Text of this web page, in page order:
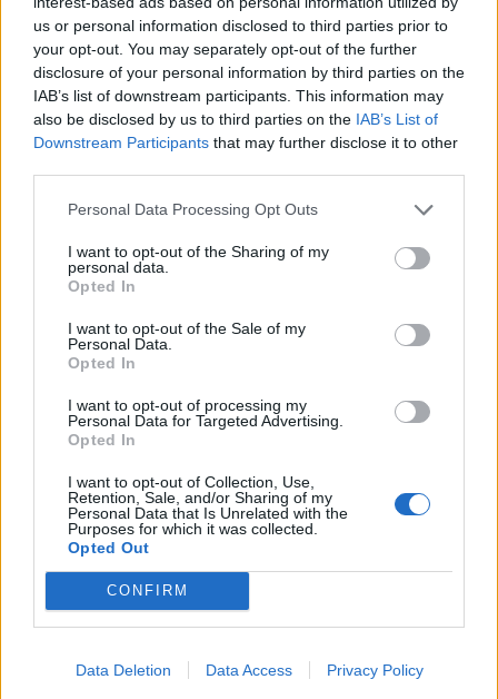
us or personal information disclosed to third parties prior to
your opt-out. You may separately opt-out of the further
disclosure of your personal information by third parties on the
IAB’s list of downstream participants. This information may
also be disclosed by us to third parties on the IAB’s List of
Downstream Participants that may further disclose it to other
Personal Data Processing Opt Outs
I want to opt-out of the Sharing of my
personal data.
Opted In
I want to opt-out of the Sale of my
Personal Data.
Opted In
I want to opt-out of processing my
Personal Data for Targeted Advertising.
Opted In
I want to opt-out of Collection, Use,
Retention, Sale, and/or Sharing of my
Personal Data that Is Unrelated with the
Purposes for which it was collected.
Opted Out
CONFIRM
Data Deletion Data Access Privacy Policy
Confronto di settore
Il fatturato di C.a.b. Cooperativa Agricola Brisighellese
1.744.528 euro inferiore alla
3.549.442 euro), calcolata su 65 imprese.
Elaborazione sui bilanci depositati (Registro Imprese). Mediana per
divisione ATECO e provincia.
Dove si trova
Indirizzo:
Comune:Brisighella
Provincia: Ravenna
Regione: